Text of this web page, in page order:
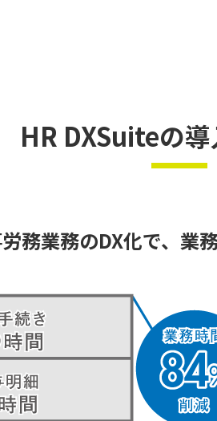
HR DXSuiteの
務業務のDX化で、業